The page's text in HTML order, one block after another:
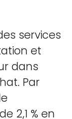
services
et
dans
Par
2,1 % en